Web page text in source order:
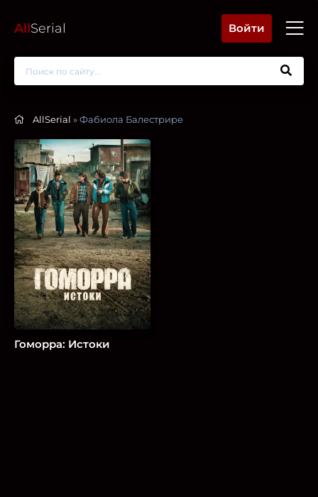
AllSerial Войти
AllSerial » Фабиола Балестрире
Гоморра: Истоки